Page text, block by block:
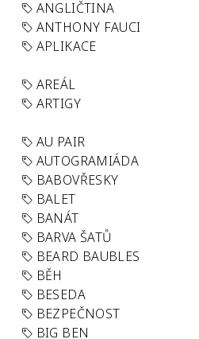
ANGLIČTINA
ANTHONY FAUCI
APLIKACE
AREÁL
ARTIGY
AU PAIR
AUTOGRAMIÁDA
BABOVŘESKY
BALET
BANÁT
BARVA ŠATŮ
BEARD BAUBLES
BĚH
BESEDA
BEZPEČNOST
BIG BEN